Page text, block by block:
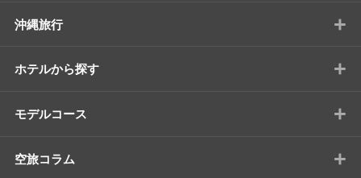
沖縄旅行 +
ホテルから探す +
モデルコース +
空旅コラム +